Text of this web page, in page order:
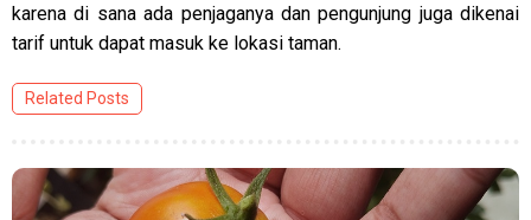
karena di sana ada penjaganya dan pengunjung juga dikenai
tarif untuk dapat masuk ke lokasi taman.
Related Posts